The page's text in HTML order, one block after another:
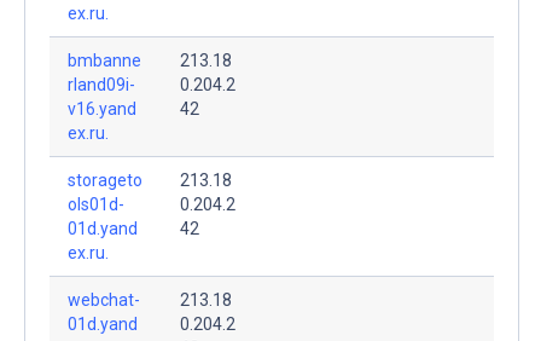
ex.ru.
bmbanne
rland09i-
v16.yand
ex.ru.
213.18
0.204.2
42
storageto
ols01d-
01d.yand
ex.ru.
213.18
0.204.2
42
webchat-
01d.yand
213.18
0.204.2